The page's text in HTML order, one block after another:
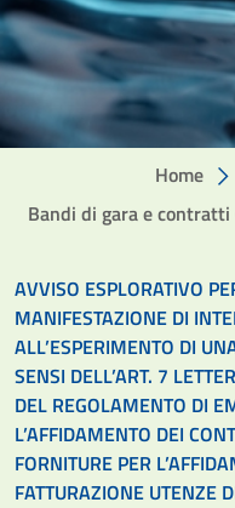
Home
Bandi di gara e
AVVISO ESPLORATIVO
MANIFESTAZIONE DI
ALL’ESPERIMENTO DI
SENSI DELL’ART. 7
DEL REGOLAMENTO DI
L’AFFIDAMENTO DEI
FORNITURE PER
FATTURAZIONE UTENZE